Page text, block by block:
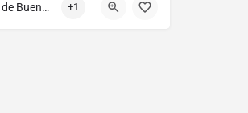
Mercado Central de Buenos Aires +1